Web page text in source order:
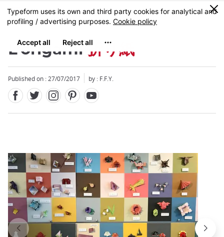
Skip
to
content
MENU
0
L’origami折り紙
Published on : 27/07/2017 by : F.F.Y.
Close